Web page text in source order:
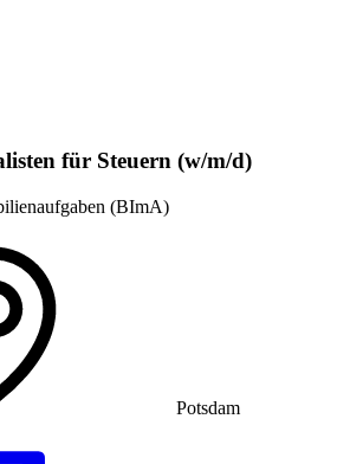
für Steuern (w/m/d)
(BImA)
Potsdam